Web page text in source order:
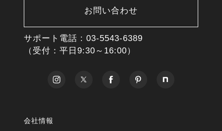
お問い合わせ
サポート電話 : 03-5543-6389
（受付：平日9:30～16:00）
会社情報